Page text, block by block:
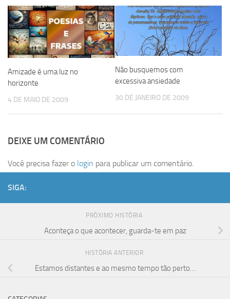
Amizade é uma luz no
horizonte
4 DE MAIO DE 2009
Não busquemos com
excessiva ansiedade
30 DE JANEIRO DE 2009
DEIXE UM COMENTÁRIO
Você precisa fazer o login para publicar um comentário.
SIGA:
PRÓXIMO HISTÓRIA
Aconteça o que acontecer, guarda-te em paz
HISTÓRIA ANTERIOR
Estamos distantes e ao mesmo tempo tão perto…